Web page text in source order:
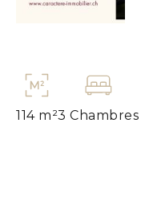
114 m²3 Chambres